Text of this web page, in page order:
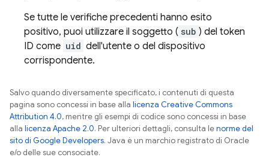
Se tutte le verifiche precedenti hanno esito
positivo, puoi utilizzare il soggetto ( sub ) del token
ID come uid dell'utente o del dispositivo
corrispondente.
Salvo quando diversamente specificato, i contenuti di questa
pagina sono concessi in base alla licenza Creative Commons
Attribution 4.0, mentre gli esempi di codice sono concessi in base
alla licenza Apache 2.0. Per ulteriori dettagli, consulta lenorme del
sito di Google Developers. Java è un marchio registrato di Oracle
e/o delle sue consociate.